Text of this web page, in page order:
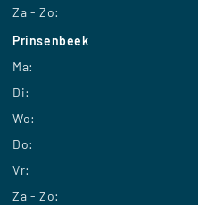
Za - Zo:
Prinsenbeek
Ma:
Di:
Wo:
Do:
Vr:
Za - Zo: